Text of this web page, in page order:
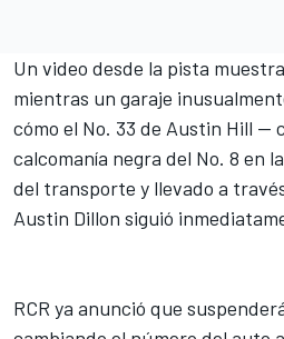
Un video desde la pista
mientras un garaje
cómo el No. 33 de Austin Hill --
calcomanía negra del No. 8 en
del transporte y llevado a
Austin Dillon siguió
RCR ya anunció que